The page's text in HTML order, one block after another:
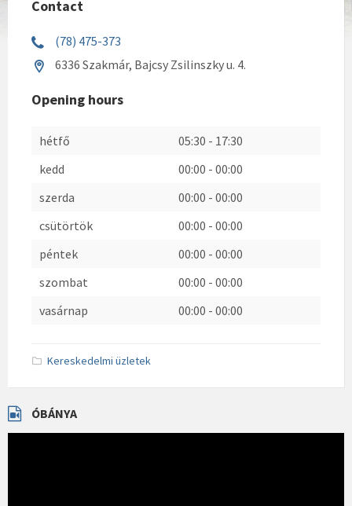
Contact
(78) 475-373
6336 Szakmár, Bajcsy Zsilinszky u. 4.
Opening hours
hétfő 05:30 - 17:30
kedd
00:00 - 00:00
szerda
00:00 - 00:00
csütörtök
00:00 - 00:00
péntek
00:00 - 00:00
szombat
00:00 - 00:00
vasárnap
00:00 - 00:00
Kereskedelmi üzletek
ÓBÁNYA